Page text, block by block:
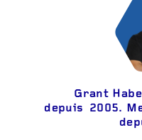
Grant
depuis 2005.